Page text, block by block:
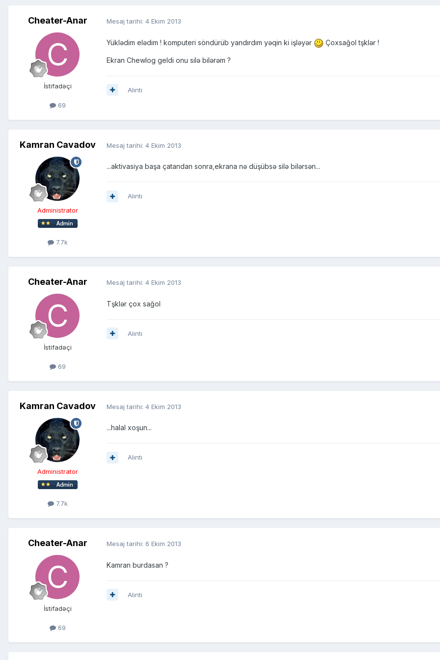
Cheater-Anar
İstifadəçi
69
Mesaj tarihi: 4 Ekim 2013
Yüklədim elədim ! komputeri söndürüb yandırdım yəqin ki işləyər Çoxsağol tşklər !
Ekran Chewlog geldi onu silə bilərəm ?
Alıntı
Kamran Cavadov
Administrator
7.7k
Mesaj tarihi: 4 Ekim 2013
...aktivasiya başa çatandan sonra,ekrana nə düşübsə silə bilərsən...
Alıntı
Cheater-Anar
İstifadəçi
69
Mesaj tarihi: 4 Ekim 2013
Tşklər çox sağol
Alıntı
Kamran Cavadov
Administrator
7.7k
Mesaj tarihi: 4 Ekim 2013
...halal xoşun...
Alıntı
Cheater-Anar
İstifadəçi
69
Mesaj tarihi: 6 Ekim 2013
Kamran burdasan ?
Alıntı